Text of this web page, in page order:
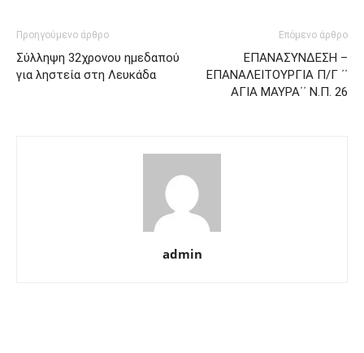
Προηγούμενο άρθρο
Σύλληψη 32χρονου ημεδαπού
για ληστεία στη Λευκάδα
Επόμενο άρθρο
ΕΠΑΝΑΣΥΝΔΕΣΗ –
ΕΠΑΝΑΛΕΙΤΟΥΡΓΙΑ Π/Γ ΄΄
ΑΓΙΑ ΜΑΥΡΑ΄΄ Ν.Π. 26
admin